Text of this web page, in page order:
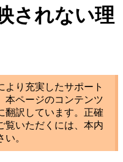
されない理
より充実したサポート
本ページのコンテンツ
翻訳しています。正確
覧いただくには、本内
。